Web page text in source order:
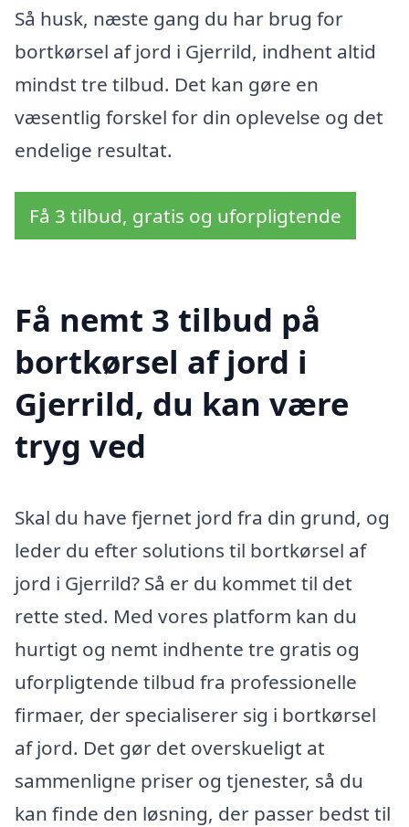
Så husk, næste gang du har brug for
bortkørsel af jord i Gjerrild, indhent altid
mindst tre tilbud. Det kan gøre en
væsentlig forskel for din oplevelse og det
endelige resultat.
Få 3 tilbud, gratis og uforpligtende
Få nemt 3 tilbud på
bortkørsel af jord i
Gjerrild, du kan være
tryg ved
Skal du have fjernet jord fra din grund, og
leder du efter solutions til bortkørsel af
jord i Gjerrild? Så er du kommet til det
rette sted. Med vores platform kan du
hurtigt og nemt indhente tre gratis og
uforpligtende tilbud fra professionelle
firmaer, der specialiserer sig i bortkørsel
af jord. Det gør det overskueligt at
sammenligne priser og tjenester, så du
kan finde den løsning, der passer bedst til